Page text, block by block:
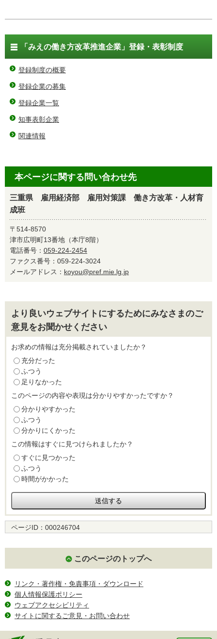
「みえの働き方改革推進企業」登録・表彰制度
登録制度の概要
登録企業の募集
登録企業一覧
知事表彰企業
関連情報
本ページに関する問い合わせ先
三重県 雇用経済部 雇用対策課 働き方改革・人材育
成班
〒514-8570
津市広明町13番地（本庁8階）
電話番号： 059-224-2454
ファクス番号：059-224-3024
メールアドレス： koyou@pref.mie.lg.jp
より良いウェブサイトにするためにみなさまのご
意見をお聞かせください
お求めの情報は充分掲載されていましたか？
充分だった
ふつう
足りなかった
このページの内容や表現は分かりやすかったですか？
分かりやすかった
ふつう
分かりにくかった
この情報はすぐに見つけられましたか？
すぐに見つかった
ふつう
時間がかかった
ページID： 000246704
このページのトップへ
リンク・著作権・免責事項・ダウンロード
個人情報保護ポリシー
ウェブアクセシビリティ
サイトに関するご意見・お問い合わせ